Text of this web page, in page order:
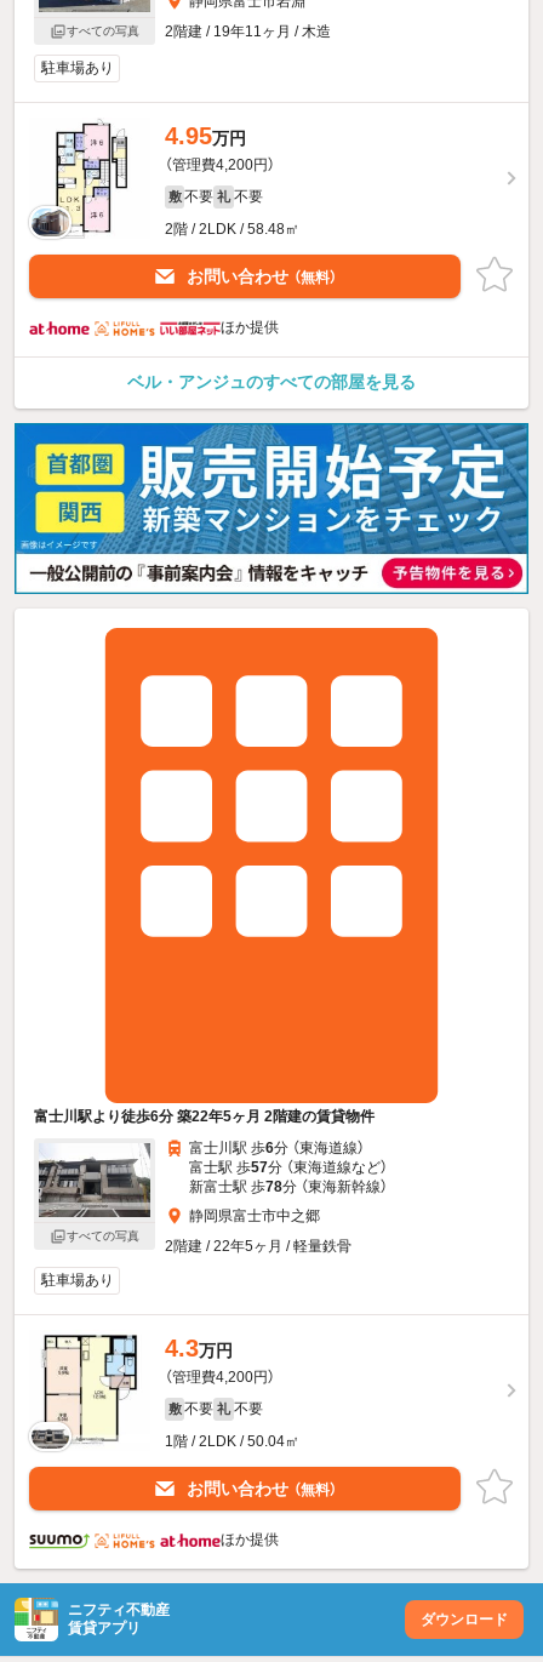
すべての写真
2階建 / 19年11ヶ月 / 木造
駐車場あり
4.95万円
（管理費4,200円）
敷 不要 礼 不要
2階 / 2LDK / 58.48㎡
お問い合わせ （無料）
ほか提供
ベル・アンジュのすべての部屋を見る
富士川駅より徒歩6分 築22年5ヶ月 2階建の賃貸物件
すべての写真
富士川駅 歩6分 （東海道線）
富士駅 歩57分 （東海道線など）
新富士駅 歩78分 （東海新幹線）
静岡県富士市中之郷
2階建 / 22年5ヶ月 / 軽量鉄骨
駐車場あり
4.3万円
（管理費4,200円）
敷 不要 礼 不要
1階 / 2LDK / 50.04㎡
お問い合わせ （無料）
ほか提供
ニフティ不動産
賃貸アプリ
ダウンロード